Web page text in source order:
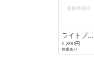
ライトブル
ー
1,390円
在庫あり